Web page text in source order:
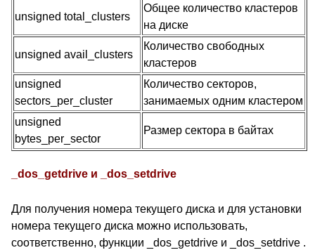
unsigned total_clusters
Общее количество кластеров
на диске
unsigned avail_clusters
Количество свободных
кластеров
unsigned
sectors_per_cluster
Количество секторов,
занимаемых одним кластером
unsigned
bytes_per_sector
Размер сектора в байтах
_dos_getdrive и _dos_setdrive
Для получения номера текущего диска и для установки
номера текущего диска можно использовать,
соответственно, функции _dos_getdrive и _dos_setdrive .